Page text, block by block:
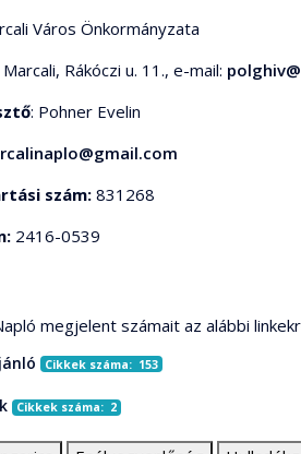
Város Önkormányzata
Rákóczi u. 11., e-mail:
: Pohner Evelin
szám:831268
2416-0539
megjelent számait az alábbi
Cikkek száma: 153
Cikkek száma: 2